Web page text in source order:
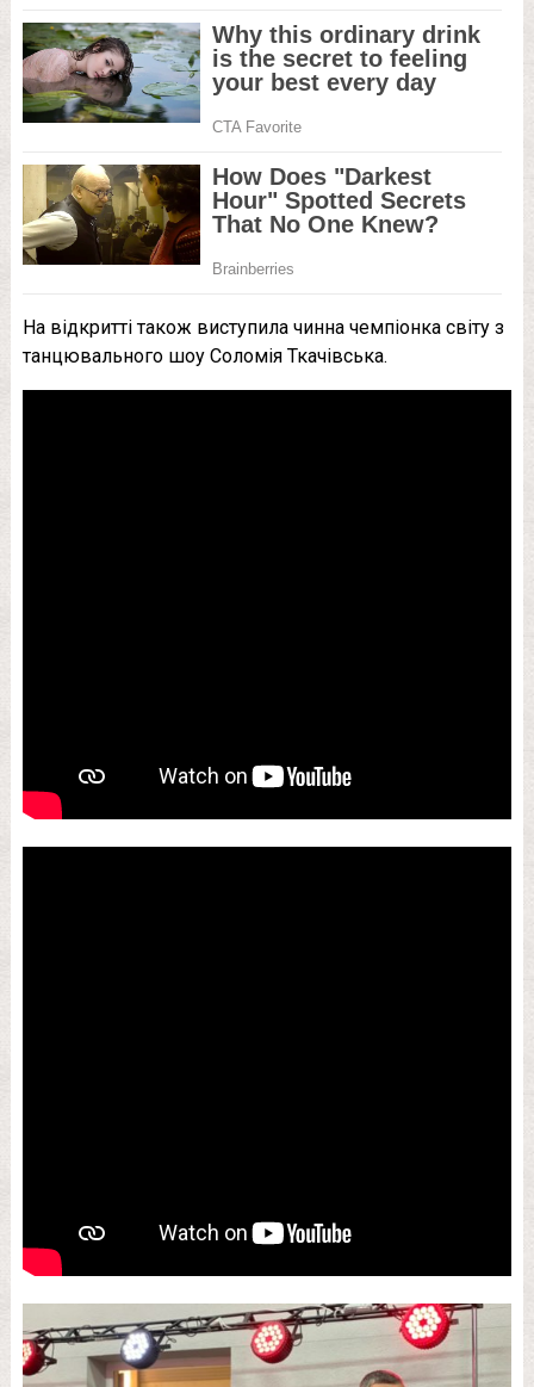
На відкритті також виступила чинна чемпіонка світу з
танцювального шоу Соломія Ткачівська.